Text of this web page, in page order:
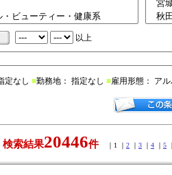
以上
定なし ■勤務地： 指定なし ■雇用形態： ア
検索結果20446件 ｜1 ｜ 2 ｜ 3 ｜ 4 ｜ 5